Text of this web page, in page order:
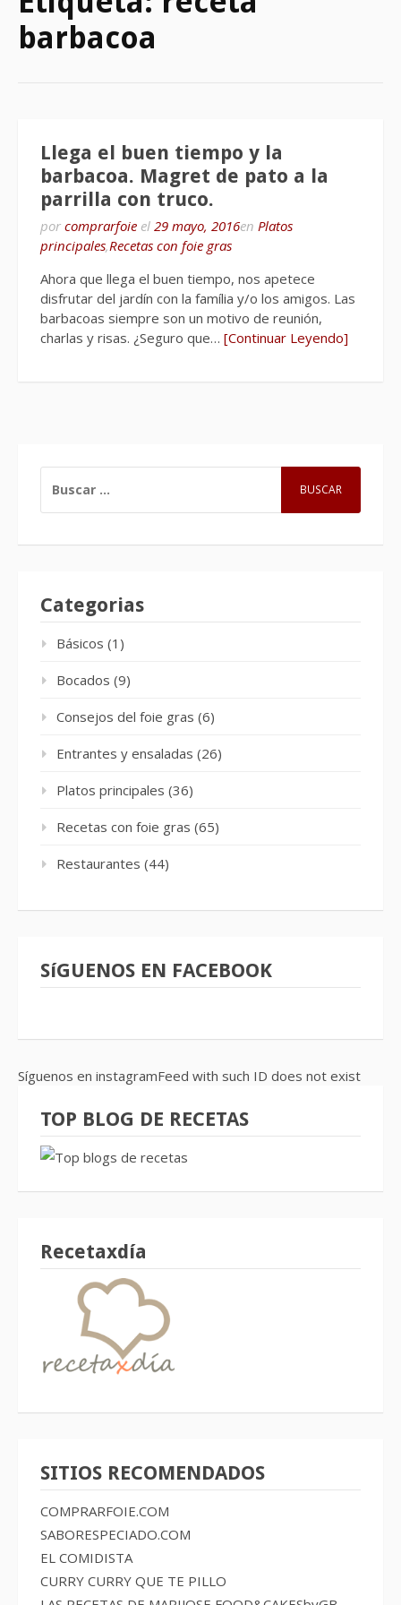
barbacoa
Llega el buen tiempo y la
barbacoa. Magret de pato a la
parrilla con truco.
por comprarfoie el 29 mayo, 2016en Platos
principales,Recetas con foie gras
Ahora que llega el buen tiempo, nos apetece
disfrutar del jardín con la família y/o los amigos. Las
barbacoas siempre son un motivo de reunión,
charlas y risas. ¿Seguro que… [Continuar Leyendo]
Categorias
Básicos (1)
Bocados (9)
Consejos del foie gras (6)
Entrantes y ensaladas (26)
Platos principales (36)
Recetas con foie gras (65)
Restaurantes (44)
SíGUENOS EN FACEBOOK
Síguenos en instagramFeed with such ID does not exist
TOP BLOG DE RECETAS
Recetaxdía
SITIOS RECOMENDADOS
COMPRARFOIE.COM
SABORESPECIADO.COM
EL COMIDISTA
CURRY CURRY QUE TE PILLO